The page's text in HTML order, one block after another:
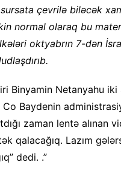
çevrilə biləcək
normal olaraq bu
oktyabrın 7-dən
Binyamin Netanyahu iki
Baydenin
zaman lentə alınan
qalacağıq. Lazım
dedi. .”